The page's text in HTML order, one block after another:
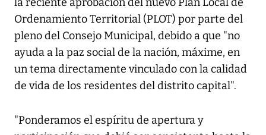
la reciente aprobación del nuevo Plan Local de
Ordenamiento Territorial (PLOT) por parte del
pleno del Consejo Municipal, debido a que "no
ayuda a la paz social de la nación, máxime, en
un tema directamente vinculado con la calidad
de vida de los residentes del distrito capital".
"Ponderamos el espíritu de apertura y